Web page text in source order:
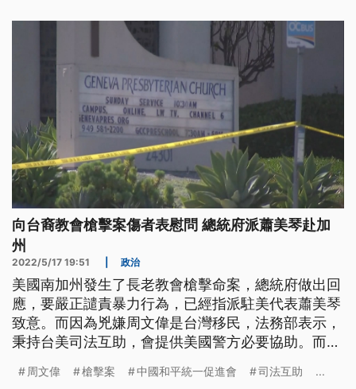
的事情，怎麼樣去弭平現在的傷口，可能更關鍵。」
總統府回應，嚴正譴責暴力行為，
向台裔教會槍擊案傷者表慰問 總統府派蕭美琴赴加
州
2022/5/17 19:51 政治
美國南加州發生了長老教會槍擊命案，總統府做出回
應，要嚴正譴責暴力行為，已經指派駐美代表蕭美琴
致意。而因為兇嫌周文偉是台灣移民，法務部表示，
秉持台美司法互助，會提供美國警方必要協助。而周
獨促統立場鮮明，有學者分析，這是屬於激進份子的
周文偉 槍擊案 中國和平統一促進會 司法互助 ...